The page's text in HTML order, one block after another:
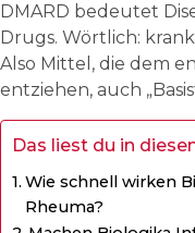
DMARD bedeutet
Drugs. Wörtlich:
Also Mittel, die dem
entziehen, auch
Das liest du in
Wie schnell wirken
Rheuma?